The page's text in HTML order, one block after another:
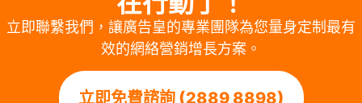
立即聯繫我們，讓廣告皇的專業團隊為您量身定制最有
效的網絡營銷增長方案。
立即免費諮詢 (2889 8898)